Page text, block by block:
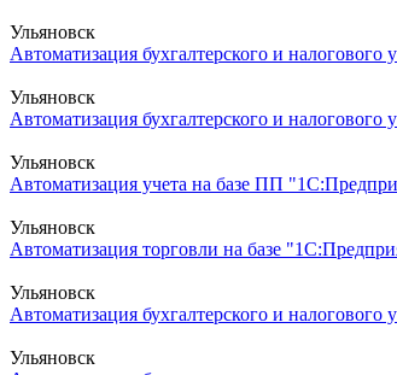
Ульяновск
Автоматизация бухгалтерского и
Ульяновск
Автоматизация бухгалтерского и
Ульяновск
Автоматизация учета на базе ПП
Ульяновск
Автоматизация торговли на базе
Ульяновск
Автоматизация бухгалтерского и
Ульяновск